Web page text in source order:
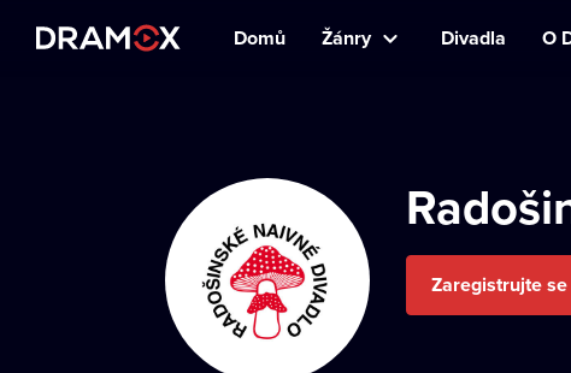
Domů Žánry Divadla O
Zaregistrujte se